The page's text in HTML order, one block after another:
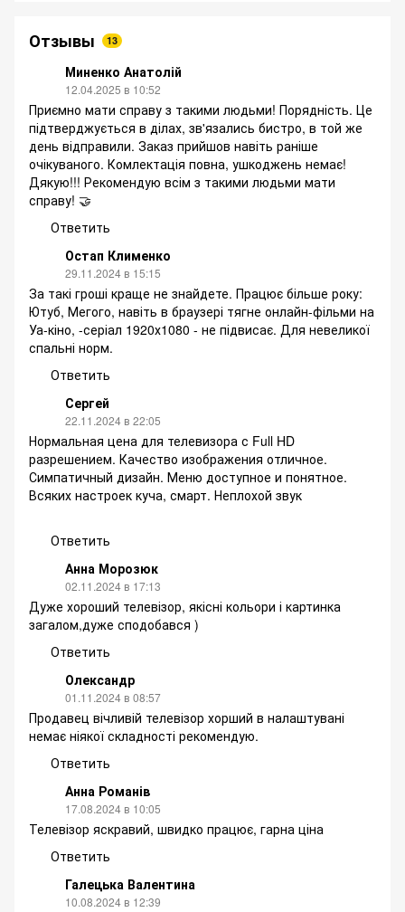
Отзывы 13
Миненко Анатолій
12.04.2025 в 10:52
Приємно мати справу з такими людьми! Порядність. Це
підтверджується в ділах, зв'язались бистро, в той же
день відправили. Заказ прийшов навіть раніше
очікуваного. Комлектація повна, ушкоджень немає!
Дякую!!! Рекомендую всім з такими людьми мати
справу! 🤝
Ответить
Остап Клименко
29.11.2024 в 15:15
За такі гроші краще не знайдете. Працює більше року:
Ютуб, Мегого, навіть в браузері тягне онлайн-фільми на
Уа-кіно, -серіал 1920х1080 - не підвисає. Для невеликої
спальні норм.
Ответить
Сергей
22.11.2024 в 22:05
Нормальная цена для телевизора с Full HD
разрешением. Качество изображения отличное.
Симпатичный дизайн. Меню доступное и понятное.
Всяких настроек куча, смарт. Неплохой звук
Ответить
Анна Морозюк
02.11.2024 в 17:13
Дуже хороший телевізор, якісні кольори і картинка
загалом,дуже сподобався )
Ответить
Олександр
01.11.2024 в 08:57
Продавец вічливій телевізор хорший в налаштувані
немає ніякої складності рекомендую.
Ответить
Анна Романів
17.08.2024 в 10:05
Телевізор яскравий, швидко працює, гарна ціна
Ответить
Галецька Валентина
10.08.2024 в 12:39